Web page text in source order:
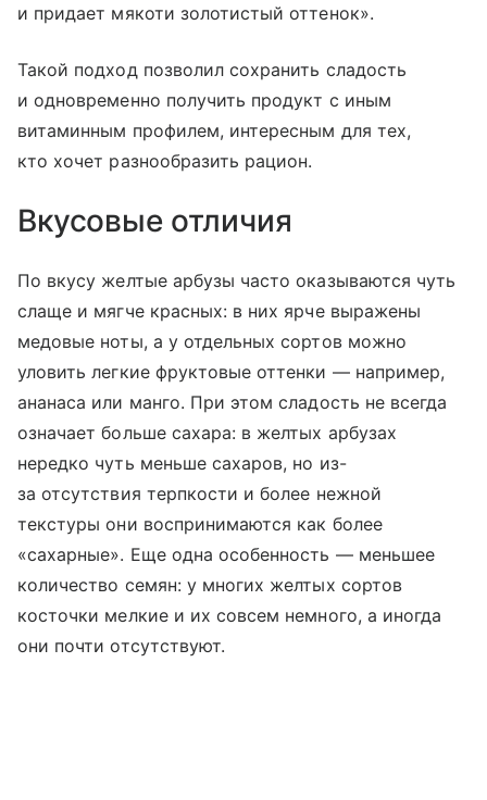
и придает мякоти золотистый оттенок».
Такой подход позволил сохранить сладость
и одновременно получить продукт с иным
витаминным профилем, интересным для тех,
кто хочет разнообразить рацион.
Вкусовые отличия
По вкусу желтые арбузы часто оказываются чуть
слаще и мягче красных: в них ярче выражены
медовые ноты, а у отдельных сортов можно
уловить легкие фруктовые оттенки — например,
ананаса или манго. При этом сладость не всегда
означает больше сахара: в желтых арбузах
нередко чуть меньше сахаров, но из-
за отсутствия терпкости и более нежной
текстуры они воспринимаются как более
«сахарные». Еще одна особенность — меньшее
количество семян: у многих желтых сортов
косточки мелкие и их совсем немного, а иногда
они почти отсутствуют.